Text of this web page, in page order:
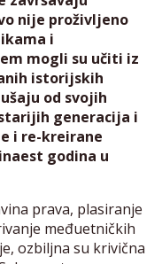
nije proživljeno
i
mogli su učiti iz
istorijskih
od svojih
generacija i
i re-kreirane
godina u
prava, plasiranje
međuetničkih
ozbiljna su krivična